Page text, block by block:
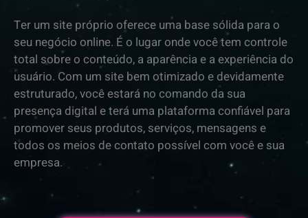
Ter um site próprio oferece uma base sólida para o
seu negócio online. É o lugar onde você tem controle
total sobre o conteúdo, a aparência e a experiência do
usuário. Com um site bem otimizado e devidamente
estruturado, você estará no comando da sua
presença digital e terá uma plataforma confiável para
promover seus produtos, serviços, mensagens e
todos os meios de contato possível com você e sua
empresa.